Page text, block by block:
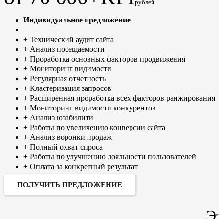
рублей
Индивидуальное предложение
+ Технический аудит сайта
+ Анализ посещаемости
+ Проработка основных факторов продвижения
+ Мониторинг видимости
+ Регулярная отчетность
+ Кластеризация запросов
+ Расширенная проработка всех факторов ранжирования
+ Мониторинг видимости конкурентов
+ Анализ юзабилити
+ Работы по увеличению конверсии сайта
+ Анализ воронки продаж
+ Полный охват спроса
+ Работы по улучшению лояльности пользователей
+ Оплата за конкретный результат
ПОЛУЧИТЬ ПРЕДЛОЖЕНИЕ